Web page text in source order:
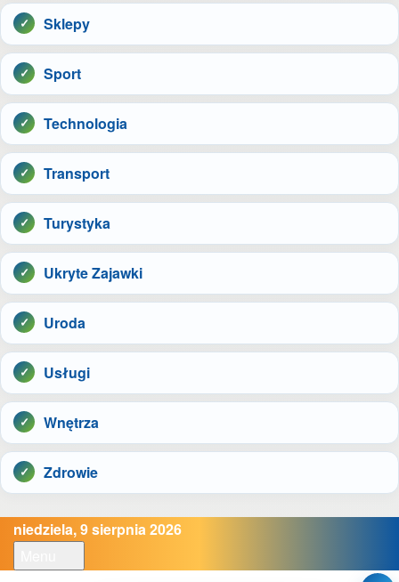
Sklepy
Sport
Technologia
Transport
Turystyka
Ukryte Zajawki
Uroda
Usługi
Wnętrza
Zdrowie
niedziela, 9 sierpnia 2026